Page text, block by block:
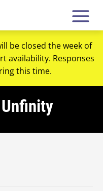
be closed the week of
availability. Responses
this time.